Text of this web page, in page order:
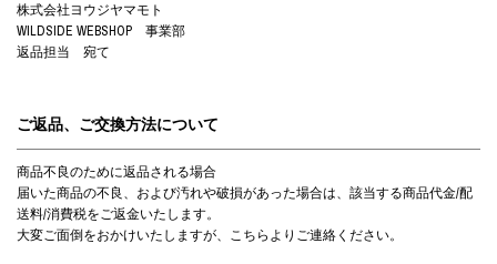
株式会社ヨウジヤマモト
WILDSIDE WEBSHOP 事業部
返品担当 宛て
ご返品、ご交換方法について
商品不良のために返品される場合
届いた商品の不良、および汚れや破損があった場合は、該当する商品代金/配
送料/消費税をご返金いたします。
大変ご面倒をおかけいたしますが、 こちらよりご連絡ください。